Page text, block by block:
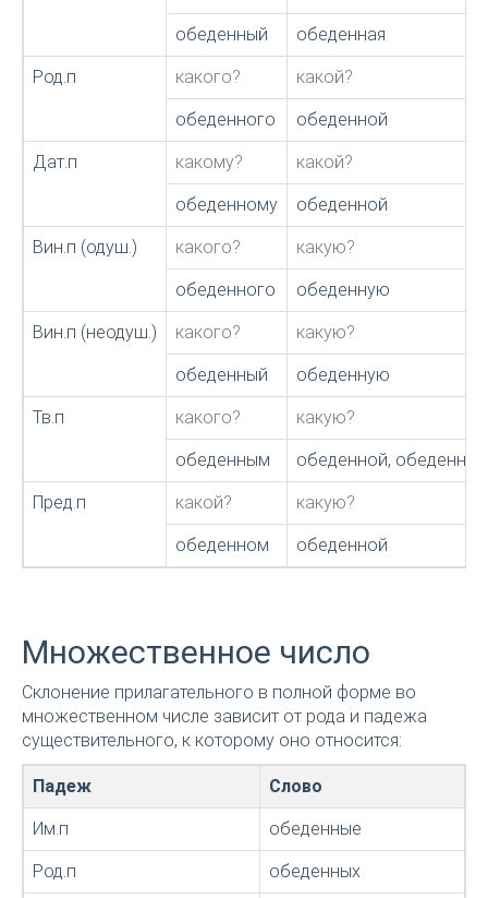
обеденный обеденная
Род.п какого? какой?
обеденного обеденной
Дат.п какому? какой?
обеденному обеденной
Вин.п (одуш.) какого? какую?
обеденного обеденную
Вин.п (неодуш.) какого? какую?
обеденный обеденную
Тв.п какого? какую?
обеденным обеденной,
Пред.п какой? какую?
обеденном обеденной
Множественное число
Склонение прилагательного в полной форме во
множественном числе зависит от рода и падежа
существительного, к которому оно относится:
Падеж Слово
Им.п обеденные
Род.п обеденных